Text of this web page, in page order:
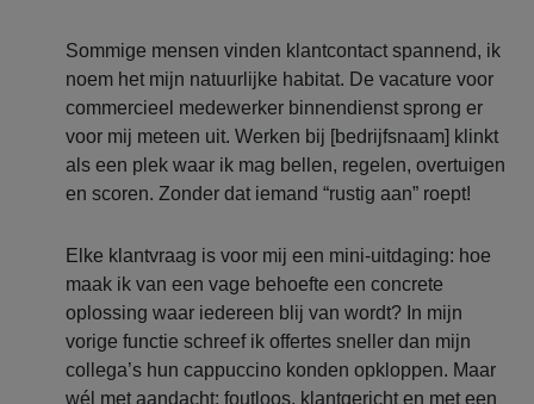
Sommige mensen vinden klantcontact spannend, ik
noem het mijn natuurlijke habitat. De vacature voor
commercieel medewerker binnendienst sprong er
voor mij meteen uit. Werken bij [bedrijfsnaam] klinkt
als een plek waar ik mag bellen, regelen, overtuigen
en scoren. Zonder dat iemand “rustig aan” roept!
Elke klantvraag is voor mij een mini-uitdaging: hoe
maak ik van een vage behoefte een concrete
oplossing waar iedereen blij van wordt? In mijn
vorige functie schreef ik offertes sneller dan mijn
collega’s hun cappuccino konden opkloppen. Maar
wél met aandacht: foutloos, klantgericht en met een